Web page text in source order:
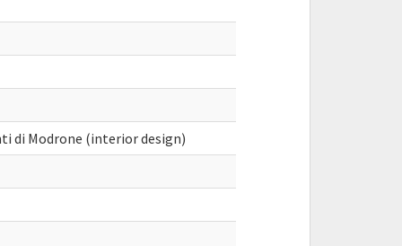
di Modrone (interior design)